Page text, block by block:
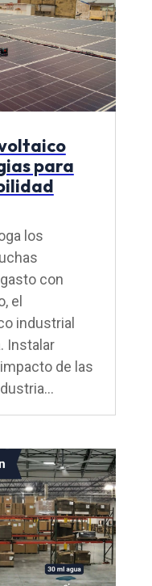
para
los
con
el
industrial
Instalar
de las